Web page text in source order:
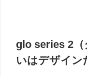
glo series 2
いはデザイン